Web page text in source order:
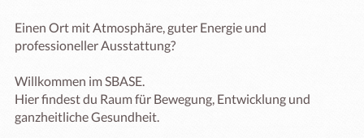
Einen Ort mit Atmosphäre, guter Energie und
professioneller Ausstattung?
Willkommen im SBASE.
Hier findest du Raum für Bewegung, Entwicklung und
ganzheitliche Gesundheit.